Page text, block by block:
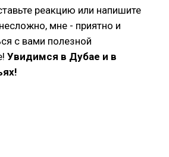
реакцию или напишите
мне - приятно и
с вами полезной
Увидимся в Дубае и в